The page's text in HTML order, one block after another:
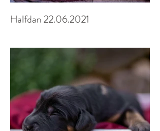
Halfdan 22.06.2021